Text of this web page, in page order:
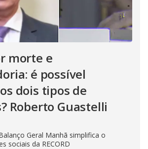
morte e
é possível
dois tipos de
Roberto Guastelli
Geral Manhã simplifica o
sociais da RECORD